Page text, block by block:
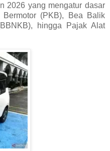
2026 yang mengatur dasar
(PKB), Bea Balik
hingga Pajak Alat